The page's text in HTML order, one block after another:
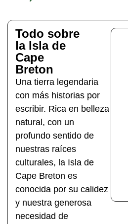
Todo sobre
la Isla de
Cape
Breton
Una tierra legendaria
con más historias por
escribir. Rica en belleza
natural, con un
profundo sentido de
nuestras raíces
culturales, la Isla de
Cape Breton es
conocida por su calidez
y nuestra generosa
necesidad de